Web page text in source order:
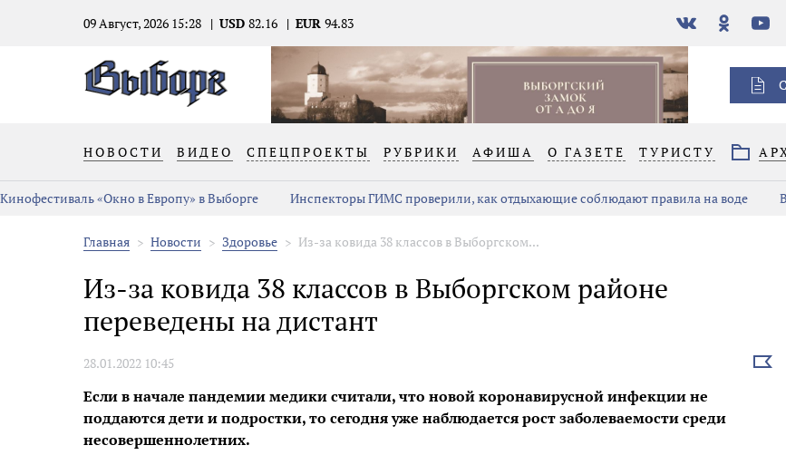
09 Август, 2026 15:28 USD 82.16 EUR 94.83
В
контакте
НОВОСТИ ВИДЕО СПЕЦПРОЕКТЫ РУБРИКИ АФИША О ГАЗЕТЕ ТУРИСТУ
Кинофестиваль «Окно в Европу» в Выборге Инспекторы ГИМС проверили, как отдыхающие соблюдают правила на воде
Главная Новости Здоровье Из-за ковида 38 классов в Выборгском...
Из-за ковида 38 классов в Выборгском районе
переведены на дистант
28.01.2022 10:45
Если в начале пандемии медики считали, что новой коронавирусной инфекции не
поддаются дети и подростки, то сегодня уже наблюдается рост заболеваемости среди
несовершеннолетних.